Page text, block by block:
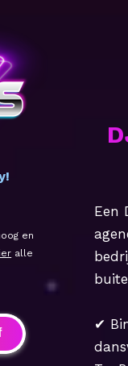
en
alle
Een
✔